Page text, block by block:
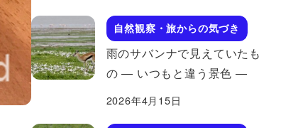
自然観察・旅からの気づき
雨のサバンナで見えていたも
の ― いつもと違う景色 ―
2026年4月15日